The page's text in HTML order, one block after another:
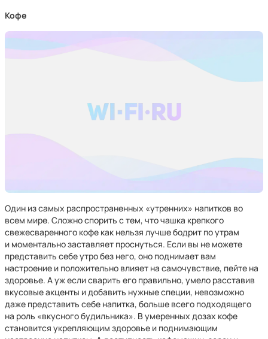
Кофе
Один из самых распространенных «утренних» напитков во
всем мире. Сложно спорить с тем, что чашка крепкого
свежесваренного кофе как нельзя лучше бодрит по утрам
и моментально заставляет проснуться. Если вы не можете
представить себе утро без него, оно поднимает вам
настроение и положительно влияет на самочувствие, пейте на
здоровье. А уж если сварить его правильно, умело расставив
вкусовые акценты и добавить нужные специи, невозможно
даже представить себе напитка, больше всего подходящего
на роль «вкусного будильника». В умеренных дозах кофе
становится укрепляющим здоровье и поднимающим